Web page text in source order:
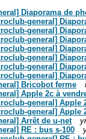
Diaporama de
general]
general]
general]
general]
general]
general]
general]
Bricobot ferme
Apple 2c à
general] Apple
general] Apple
Arrêt de u-net
RE : bus s-100